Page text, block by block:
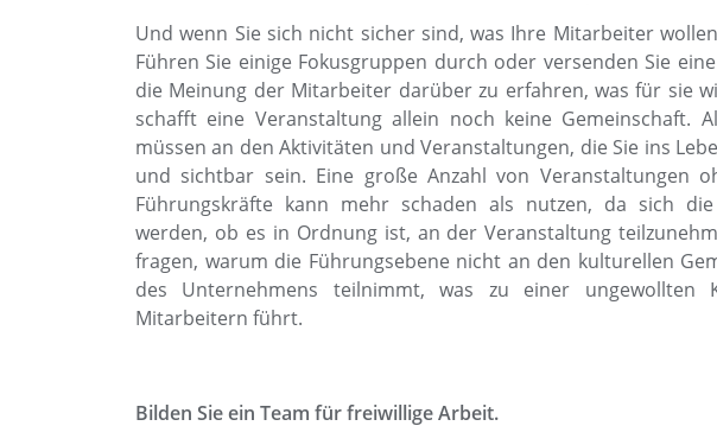
Und wenn Sie sich nicht sicher sind, was Ihre Mitarbeiter
Führen Sie einige Fokusgruppen durch oder versenden Sie
die Meinung der Mitarbeiter darüber zu erfahren, was für sie
schafft eine Veranstaltung allein noch keine Gemeinschaft.
müssen an den Aktivitäten und Veranstaltungen, die Sie ins
und sichtbar sein. Eine große Anzahl von Veranstaltungen
Führungskräfte kann mehr schaden als nutzen, da sich
werden, ob es in Ordnung ist, an der Veranstaltung
fragen, warum die Führungsebene nicht an den kulturellen
des Unternehmens teilnimmt, was zu einer ungewollten
Mitarbeitern führt.
Bilden Sie ein Team für freiwillige Arbeit.